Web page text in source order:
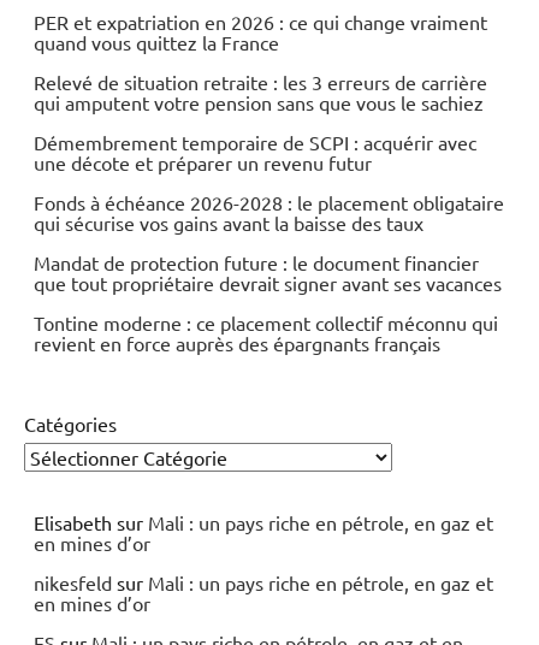
PER et expatriation en 2026 : ce qui change vraiment
quand vous quittez la France
Relevé de situation retraite : les 3 erreurs de carrière
qui amputent votre pension sans que vous le sachiez
Démembrement temporaire de SCPI : acquérir avec
une décote et préparer un revenu futur
Fonds à échéance 2026-2028 : le placement obligataire
qui sécurise vos gains avant la baisse des taux
Mandat de protection future : le document financier
que tout propriétaire devrait signer avant ses vacances
Tontine moderne : ce placement collectif méconnu qui
revient en force auprès des épargnants français
Catégories
Elisabeth sur Mali : un pays riche en pétrole, en gaz et
en mines d’or
nikesfeld sur Mali : un pays riche en pétrole, en gaz et
en mines d’or